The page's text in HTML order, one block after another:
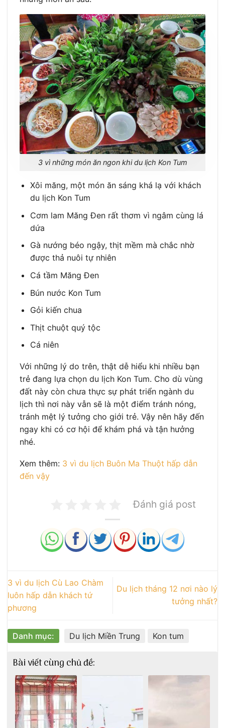
3 vì những món ăn ngon khi du lịch Kon Tum
Xôi măng, một món ăn sáng khá lạ với khách
du lịch Kon Tum
Cơm lam Măng Đen rất thơm vì ngâm cùng lá
dứa
Gà nướng béo ngậy, thịt mềm mà chắc nhờ
được thả nuôi tự nhiên
Cá tầm Măng Đen
Bún nước Kon Tum
Gỏi kiến chua
Thịt chuột quý tộc
Cá niên
Với những lý do trên, thật dễ hiểu khi nhiều bạn
trẻ đang lựa chọn du lịch Kon Tum. Cho dù vùng
đất này còn chưa thực sự phát triển ngành du
lịch thì nơi này vẫn sẽ là một điểm tránh nóng,
tránh mệt lý tưởng cho giới trẻ. Vậy nên hãy đến
ngay khi có cơ hội để khám phá và tận hưởng
nhé.
Xem thêm: 3 vì du lịch Buôn Ma Thuột hấp dẫn
đến vậy
Đánh giá post
3 vì du lịch Cù Lao Chàm
luôn hấp dẫn khách tứ
phương
Du lịch tháng 12 nơi nào lý
tưởng nhất?
Danh mục: Du lịch Miền Trung Kon tum
Bài viết cùng chủ đề: